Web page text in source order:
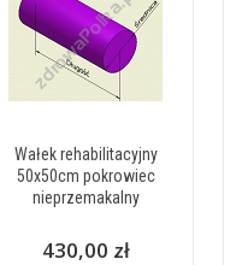
Wałek rehabilitacyjny
50x50cm pokrowiec
nieprzemakalny
430,00 zł